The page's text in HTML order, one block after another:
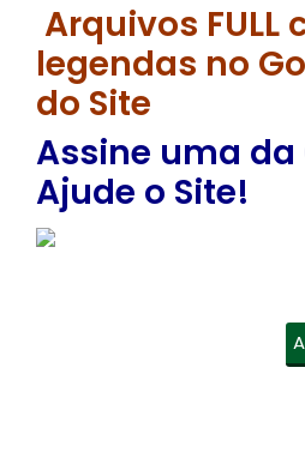
Arquivos FULL
legendas no
do Site
Assine uma da
Ajude o Site!